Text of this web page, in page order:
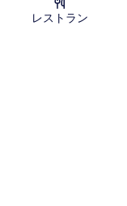
レストラン